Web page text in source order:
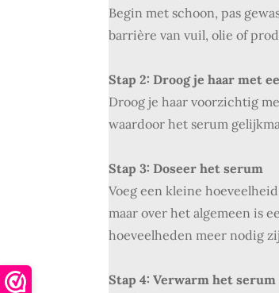
Begin met schoon, pas
barrière van vuil, olie of
Stap 2: Droog je haar met
Droog je haar voorzichtig
waardoor het serum
Stap 3: Doseer het serum
Voeg een kleine
maar over het algemeen is
hoeveelheden meer nodig
Stap 4: Verwarm het serum